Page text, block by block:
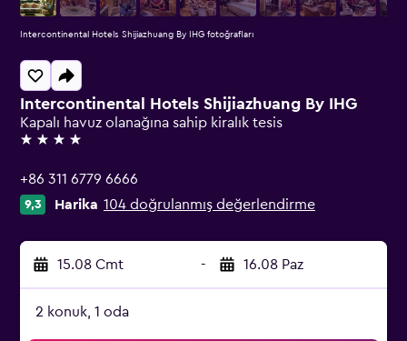
Intercontinental Hotels Shijiazhuang By IHG
Kapalı havuz olanağına sahip kiralık tesis
4 yıldız
+86 311 6779 6666
9,3 Harika 104 doğrulanmış değerlendirme
15.08 Cmt - 16.08 Paz
2 konuk, 1 oda
Intercontinental Hotels Shijiazhuang By IHG fotoğrafları